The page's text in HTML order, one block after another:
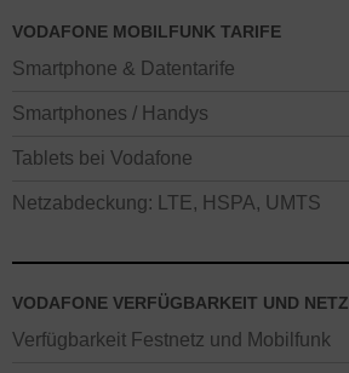
VODAFONE MOBILFUNK TARIFE
Smartphone & Datentarife
Smartphones / Handys
Tablets bei Vodafone
Netzabdeckung: LTE, HSPA, UMTS
VODAFONE VERFÜGBARKEIT UND NETZ
Verfügbarkeit Festnetz und Mobilfunk